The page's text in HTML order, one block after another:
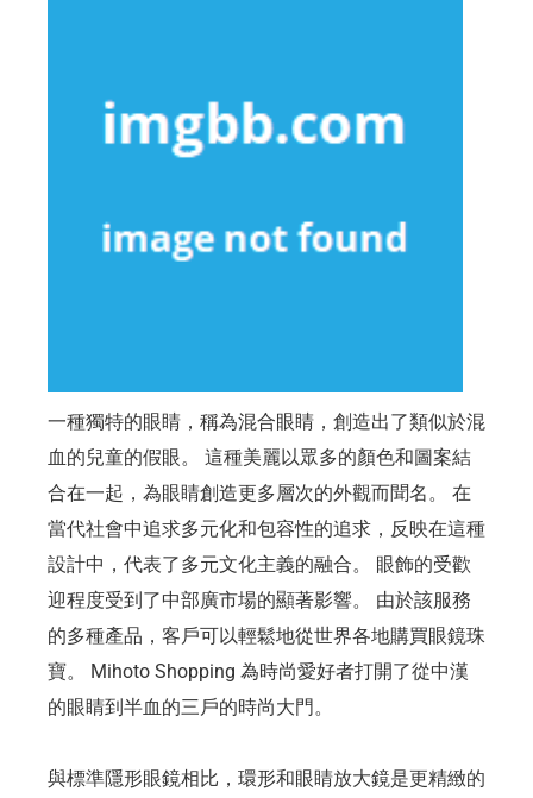
一種獨特的眼睛，稱為混合眼睛，創造出了類似於混
血的兒童的假眼。 這種美麗以眾多的顏色和圖案結
合在一起，為眼睛創造更多層次的外觀而聞名。 在
當代社會中追求多元化和包容性的追求，反映在這種
設計中，代表了多元文化主義的融合。 眼飾的受歡
迎程度受到了中部廣市場的顯著影響。 由於該服務
的多種產品，客戶可以輕鬆地從世界各地購買眼鏡珠
寶。 Mihoto Shopping 為時尚愛好者打開了從中漢
的眼睛到半血的三戶的時尚大門。
與標準隱形眼鏡相比，環形和眼睛放大鏡是更精緻的